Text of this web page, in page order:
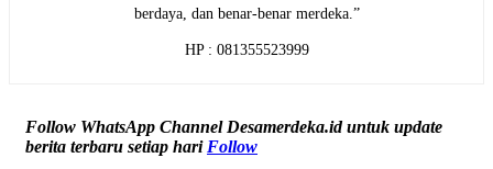
berdaya, dan benar-benar merdeka.”
HP : 081355523999
Follow WhatsApp Channel Desamerdeka.id untuk update
berita terbaru setiap hari Follow